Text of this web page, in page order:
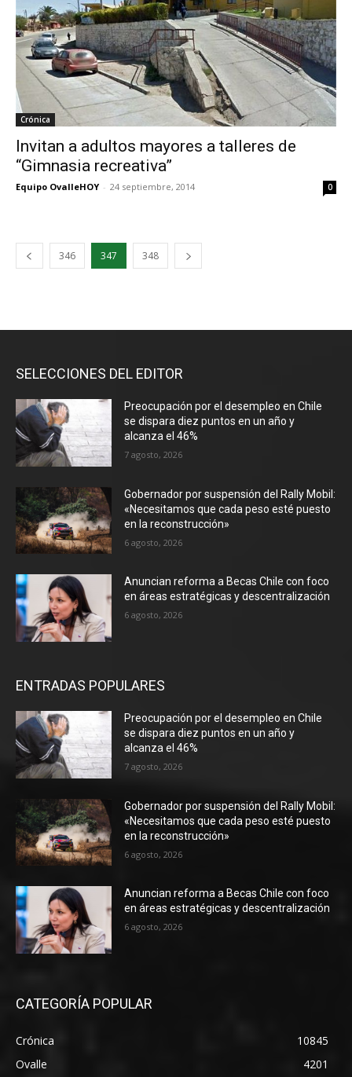
Crónica
Invitan a adultos mayores a talleres de
“Gimnasia recreativa”
Equipo OvalleHOY - 24 septiembre, 2014 0
346 347 348
SELECCIONES DEL EDITOR
Preocupación por el desempleo en Chile
se dispara diez puntos en un año y
alcanza el 46%
7 agosto, 2026
Gobernador por suspensión del Rally Mobil:
«Necesitamos que cada peso esté puesto
en la reconstrucción»
6 agosto, 2026
Anuncian reforma a Becas Chile con foco
en áreas estratégicas y descentralización
6 agosto, 2026
ENTRADAS POPULARES
Preocupación por el desempleo en Chile
se dispara diez puntos en un año y
alcanza el 46%
7 agosto, 2026
Gobernador por suspensión del Rally Mobil:
«Necesitamos que cada peso esté puesto
en la reconstrucción»
6 agosto, 2026
Anuncian reforma a Becas Chile con foco
en áreas estratégicas y descentralización
6 agosto, 2026
CATEGORÍA POPULAR
Crónica
10845
Ovalle
4201